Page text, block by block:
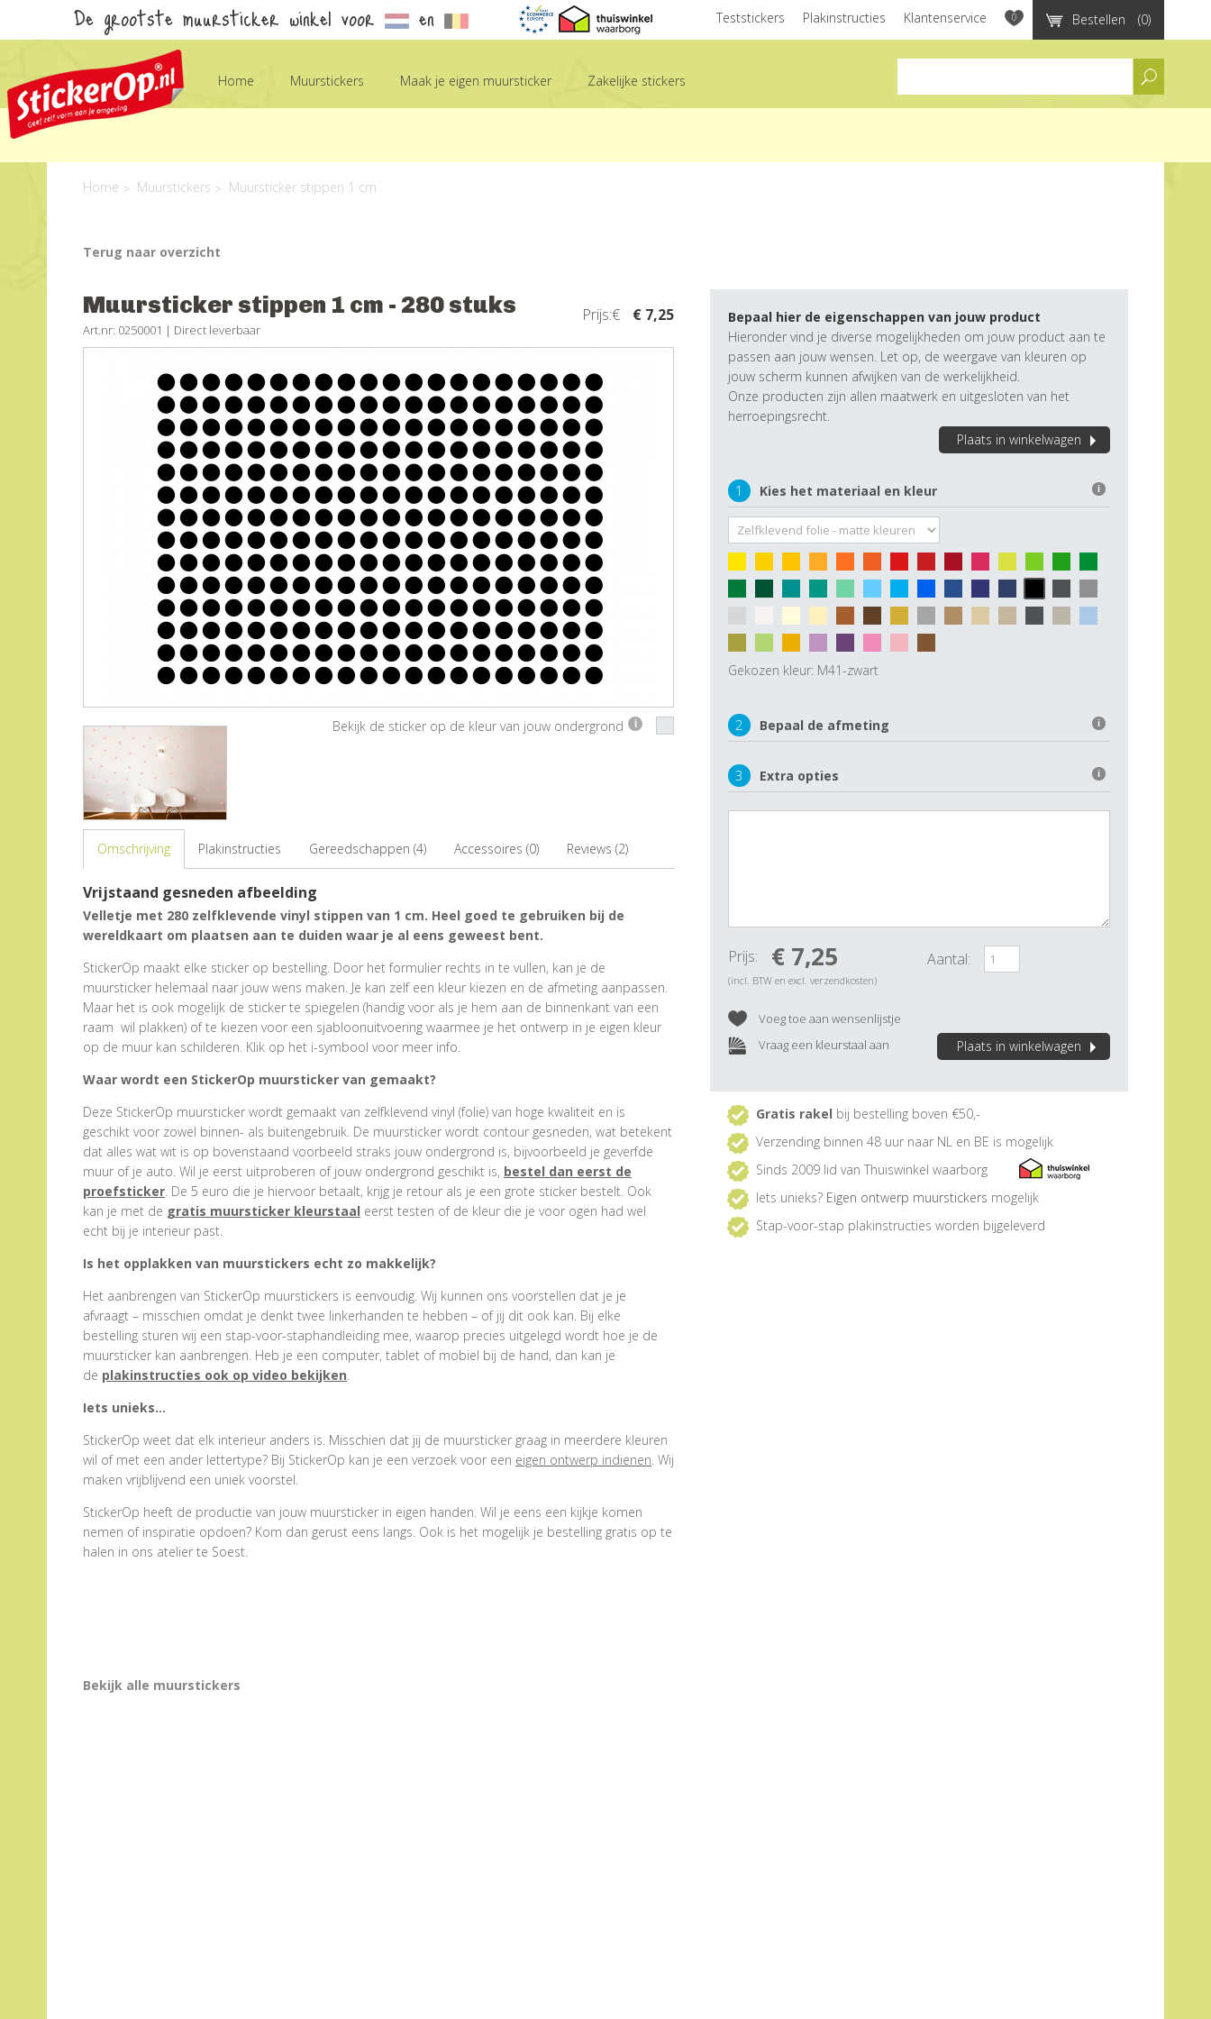
De grootste muursticker winkel voor en Bestellen (0)
Teststickers Plakinstructies Klantenservice 0
Home Muurstickers Maak je eigen muursticker Zakelijke stickers
Home Muurstickers Muursticker stippen 1 cm
Terug naar overzicht
Muursticker stippen 1 cm - 280 stuks
Art.nr: 0250001 | Direct leverbaar
Prijs:€ € 7,25
Bekijk de sticker op de kleur van jouw ondergrond i
Omschrijving Plakinstructies Gereedschappen (4) Accessoires (0) Reviews (2)
Vrijstaand gesneden afbeelding
Velletje met 280 zelfklevende vinyl stippen van 1 cm. Heel goed te gebruiken bij de
wereldkaart om plaatsen aan te duiden waar je al eens geweest bent.
StickerOp maakt elke sticker op bestelling. Door het formulier rechts in te vullen, kan je de
muursticker helemaal naar jouw wens maken. Je kan zelf een kleur kiezen en de afmeting aanpassen.
Maar het is ook mogelijk de sticker te spiegelen (handig voor als je hem aan de binnenkant van een
raam wil plakken) of te kiezen voor een sjabloonuitvoering waarmee je het ontwerp in je eigen kleur
op de muur kan schilderen. Klik op het i-symbool voor meer info.
Waar wordt een StickerOp muursticker van gemaakt?
Deze StickerOp muursticker wordt gemaakt van zelfklevend vinyl (folie) van hoge kwaliteit en is
geschikt voor zowel binnen- als buitengebruik. De muursticker wordt contour gesneden, wat betekent
dat alles wat wit is op bovenstaand voorbeeld straks jouw ondergrond is, bijvoorbeeld je geverfde
muur of je auto. Wil je eerst uitproberen of jouw ondergrond geschikt is, bestel dan eerst de
proefsticker. De 5 euro die je hiervoor betaalt, krijg je retour als je een grote sticker bestelt. Ook
kan je met de gratis muursticker kleurstaal eerst testen of de kleur die je voor ogen had wel
echt bij je interieur past.
Is het opplakken van muurstickers echt zo makkelijk?
Het aanbrengen van StickerOp muurstickers is eenvoudig. Wij kunnen ons voorstellen dat je je
afvraagt – misschien omdat je denkt twee linkerhanden te hebben – of jij dit ook kan. Bij elke
bestelling sturen wij een stap-voor-staphandleiding mee, waarop precies uitgelegd wordt hoe je de
muursticker kan aanbrengen. Heb je een computer, tablet of mobiel bij de hand, dan kan je
de plakinstructies ook op video bekijken.
Iets unieks…
StickerOp weet dat elk interieur anders is. Misschien dat jij de muursticker graag in meerdere kleuren
wil of met een ander lettertype? Bij StickerOp kan je een verzoek voor een eigen ontwerp indienen. Wij
maken vrijblijvend een uniek voorstel.
StickerOp heeft de productie van jouw muursticker in eigen handen. Wil je eens een kijkje komen
nemen of inspiratie opdoen? Kom dan gerust eens langs. Ook is het mogelijk je bestelling gratis op te
halen in ons atelier te Soest.
Bekijk alle muurstickers
Bepaal hier de eigenschappen van jouw product
Hieronder vind je diverse mogelijkheden om jouw product aan te
passen aan jouw wensen. Let op, de weergave van kleuren op
jouw scherm kunnen afwijken van de werkelijkheid.
Onze producten zijn allen maatwerk en uitgesloten van het
herroepingsrecht.
Plaats in winkelwagen
1 Kies het materiaal en kleur i
Gekozen kleur: M41-zwart
2 Bepaal de afmeting i
3 Extra opties i
Plaats in winkelwagen
Prijs: € 7,25
(incl. BTW en excl. verzendkosten)
Aantal:
Voeg toe aan wensenlijstje
Vraag een kleurstaal aan
Gratis rakel bij bestelling boven €50,-
Verzending binnen 48 uur naar NL en BE is mogelijk
Sinds 2009 lid van Thuiswinkel waarborg
Iets unieks? Eigen ontwerp muurstickers mogelijk
Stap-voor-stap plakinstructies worden bijgeleverd